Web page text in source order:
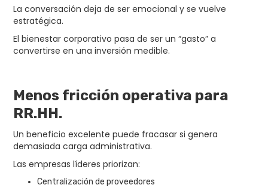
La conversación deja de ser emocional y se vuelve
estratégica.
El bienestar corporativo pasa de ser un “gasto” a
convertirse en una inversión medible.
Menos fricción operativa para
RR.HH.
Un beneficio excelente puede fracasar si genera
demasiada carga administrativa.
Las empresas líderes priorizan:
Centralización de proveedores